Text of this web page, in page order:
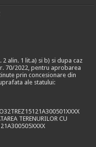
alin. 1 lit.a) si b) si dupa caz
70/2022, pentru aprobarea
prin concesionare din
ale statului:
TERENURILOR CU